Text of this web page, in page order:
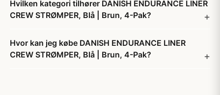
Hvilken kategori tilhører DANISH ENDURANCE LINER
CREW STRØMPER, Blå | Brun, 4-Pak?
Hvor kan jeg købe DANISH ENDURANCE LINER
CREW STRØMPER, Blå | Brun, 4-Pak?